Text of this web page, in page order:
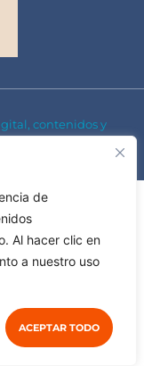
de
Al hacer clic en
a nuestro uso
ACEPTAR TODO
contenidos y